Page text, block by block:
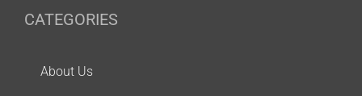
CATEGORIES
About Us